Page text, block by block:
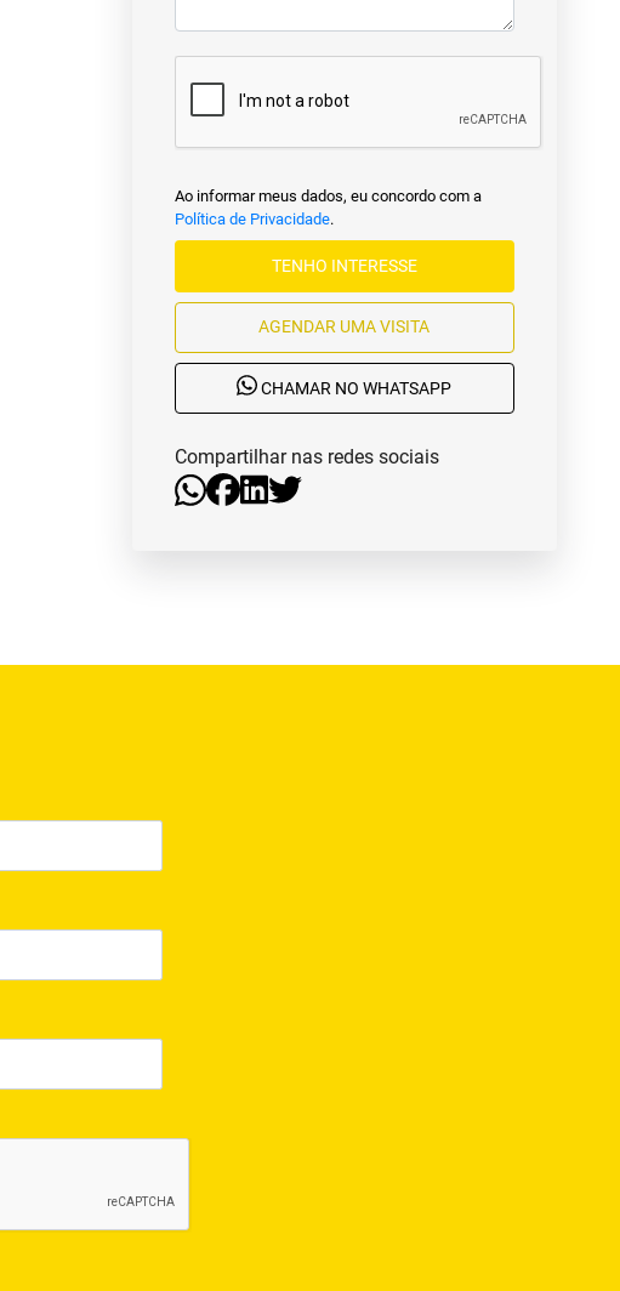
Ao informar meus dados, eu concordo com a
Política de Privacidade.
TENHO INTERESSE
AGENDAR UMA VISITA
CHAMAR NO WHATSAPP
Compartilhar nas redes sociais